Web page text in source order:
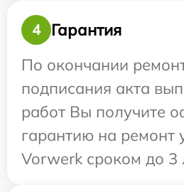
4
Гарантия
По окончании
подписания акта
работ Вы получите
гарантию на ремонт
Vorwerk сроком до 3